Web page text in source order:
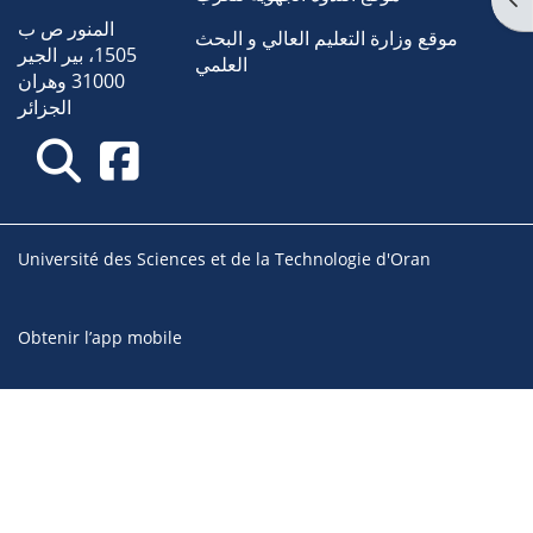
المنور ص ب
1505، بير الجير
31000 وهران
الجزائر
موقع وزارة التعليم العالي و البحث
العلمي
Université des Sciences et de la Technologie d'Oran
Obtenir l’app mobile